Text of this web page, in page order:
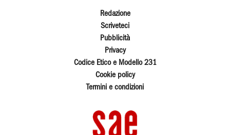
Redazione
Scriveteci
Pubblicità
Privacy
Codice Etico e Modello 231
Cookie policy
Termini e condizioni